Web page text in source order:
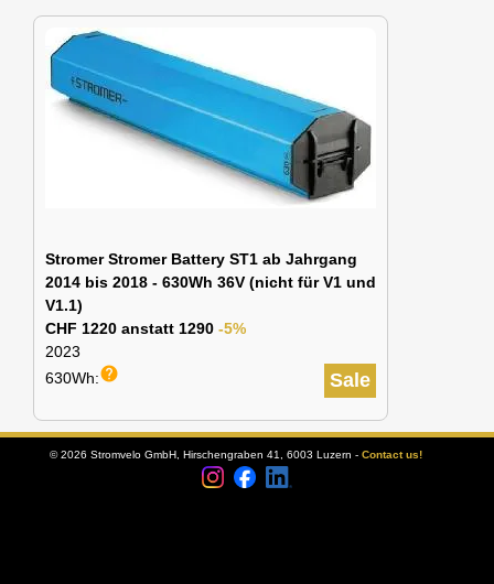
Stromer Stromer Battery ST1 ab Jahrgang
2014 bis 2018 - 630Wh 36V (nicht für V1 und
V1.1)
CHF 1220 anstatt 1290 -5%
2023
Sale
630Wh:help
© 2026 Stromvelo GmbH, Hirschengraben 41, 6003 Luzern - Contact us!